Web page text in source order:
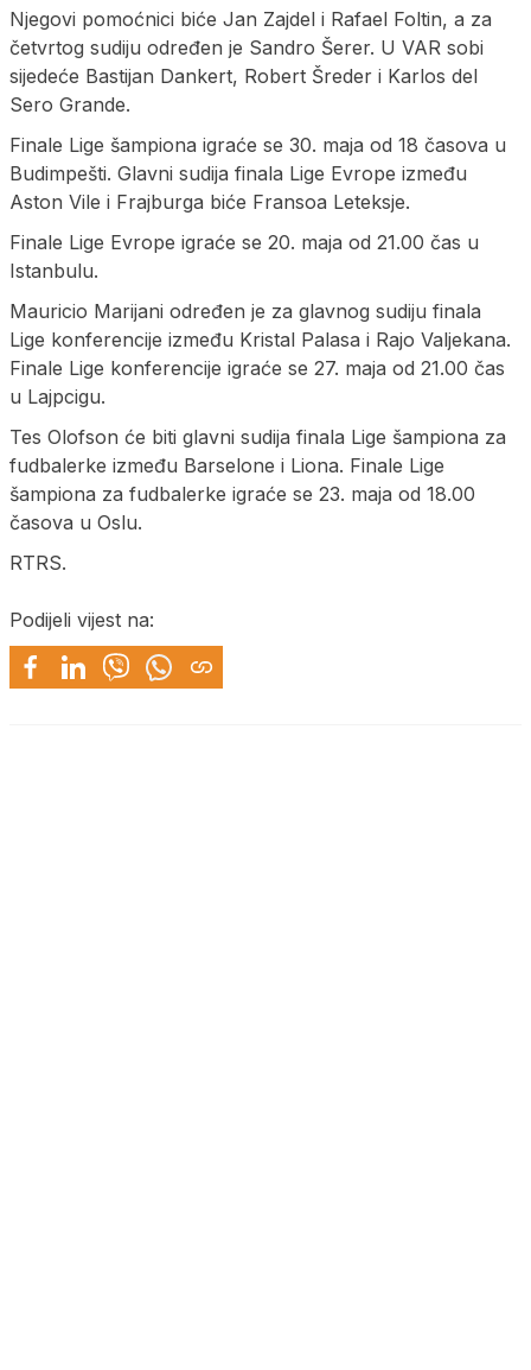
Njegovi pomoćnici biće Јan Zajdel i Rafael Foltin, a za
četvrtog sudiju određen je Sandro Šerer. U VAR sobi
sijedeće Bastijan Dankert, Robert Šreder i Karlos del
Sero Grande.
Finale Lige šampiona igraće se 30. maja od 18 časova u
Budimpešti. Glavni sudija finala Lige Evrope između
Aston Vile i Frajburga biće Fransoa Leteksje.
Finale Lige Evrope igraće se 20. maja od 21.00 čas u
Istanbulu.
Mauricio Marijani određen je za glavnog sudiju finala
Lige konferencije između Kristal Palasa i Rajo Valjekana.
Finale Lige konferencije igraće se 27. maja od 21.00 čas
u Lajpcigu.
Tes Olofson će biti glavni sudija finala Lige šampiona za
fudbalerke između Barselone i Liona. Finale Lige
šampiona za fudbalerke igraće se 23. maja od 18.00
časova u Oslu.
RTRS.
Podijeli vijest na: